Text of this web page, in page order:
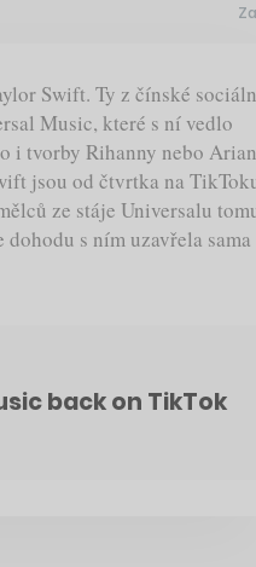
Swift. Ty z čínské
Music, které s ní vedlo
i tvorby Rihanny nebo
jsou od čtvrtka na
ze stáje Universalu
s ním uzavřela sama
back on TikTok